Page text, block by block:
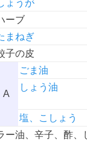
ょうが
ーブ
まねぎ
子の皮
A
ごま油
しょう油
塩、こしょう
ー油、辛子、酢、